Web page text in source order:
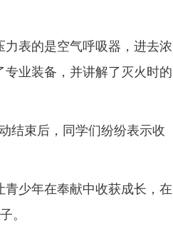
表的是空气呼吸器，进去浓
业装备，并讲解了灭火时的
束后，同学们纷纷表示收
少年在奉献中收获成长，在
。